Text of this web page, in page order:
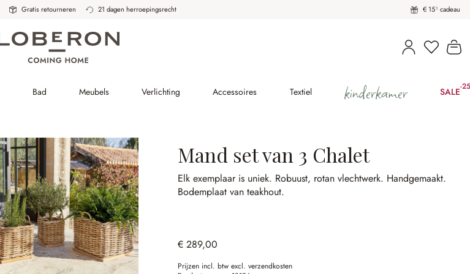
Gratis retourneren 21 dagen herroepingsrecht € 15¹ cadeau
U heeft
Bad Meubels Verlichting Accessoires Textiel kinderkamer SALE-
Mand set van 3 Chalet
Elk exemplaar is uniek. Robuust, rotan vlechtwerk. Handgemaakt.
Bodemplaat van teakhout.
€ 289,00
Prijzen incl. btw excl. verzendkosten